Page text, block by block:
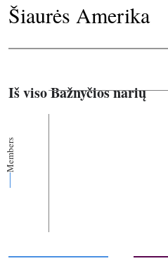
Šiaurės Amerika
Iš viso Bažnyčios narių
Members